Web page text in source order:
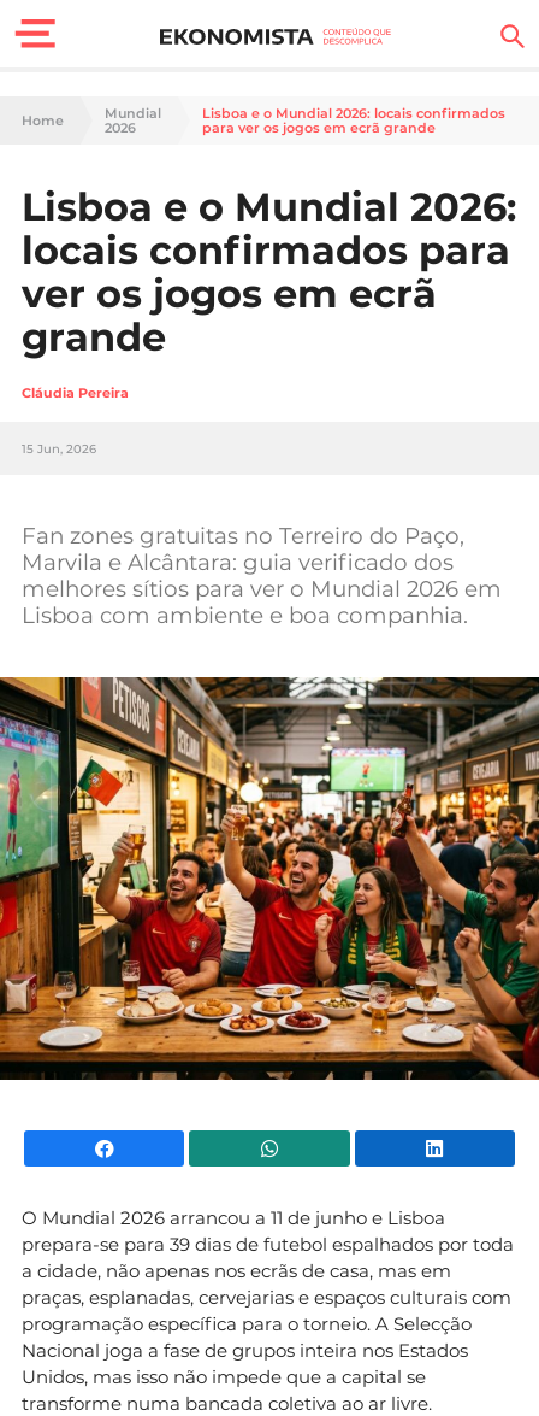
Finanças Pessoais
Carreira
Casa
Lifestyle
Sociedade
Tecnologia
Negócios
Mundial 2026
Home
Mundial
2026
Lisboa e o Mundial 2026: locais confirmados
para ver os jogos em ecrã grande
Lisboa e o Mundial 2026:
locais confirmados para
ver os jogos em ecrã
grande
Cláudia Pereira
15 Jun, 2026
Fan zones gratuitas no Terreiro do Paço,
Marvila e Alcântara: guia verificado dos
melhores sítios para ver o Mundial 2026 em
Lisboa com ambiente e boa companhia.
Facebook WhatsApp
O Mundial 2026 arrancou a 11 de junho e Lisboa
prepara-se para 39 dias de futebol espalhados por toda
a cidade, não apenas nos ecrãs de casa, mas em
praças, esplanadas, cervejarias e espaços culturais com
programação específica para o torneio. A Selecção
Nacional joga a fase de grupos inteira nos Estados
Unidos, mas isso não impede que a capital se
transforme numa bancada coletiva ao ar livre.